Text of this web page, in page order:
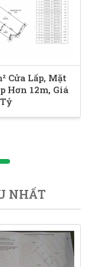
Cửa Lấp, Mặt
Hơn 12m, Giá
NHẤT